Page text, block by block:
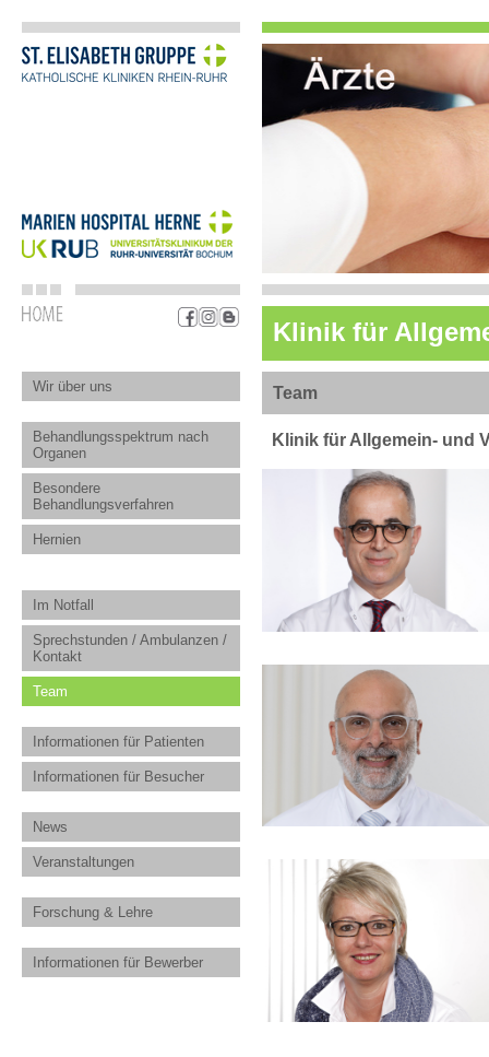
Klinik für
Wir über uns
Behandlungsspektrum nach
Organen
Besondere
Behandlungsverfahren
Hernien
Im Notfall
Sprechstunden / Ambulanzen /
Kontakt
Team
Informationen für Patienten
Informationen für Besucher
News
Veranstaltungen
Forschung & Lehre
Informationen für Bewerber
Team
Klinik für Allgemein- und